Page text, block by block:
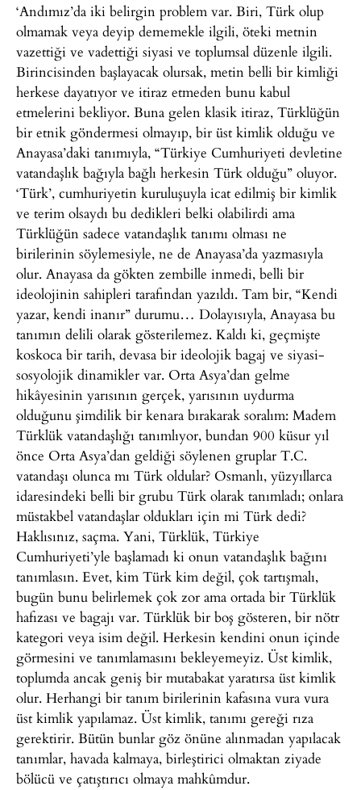
‘Andımız’da iki belirgin problem var. Biri, Türk olup
olmamak veya deyip dememekle ilgili, öteki metnin
vazettiği ve vadettiği siyasi ve toplumsal düzenle ilgili.
Birincisinden başlayacak olursak, metin belli bir kimliği
herkese dayatıyor ve itiraz etmeden bunu kabul
etmelerini bekliyor. Buna gelen klasik itiraz, Türklüğün
bir etnik göndermesi olmayıp, bir üst kimlik olduğu ve
Anayasa’daki tanımıyla, “Türkiye Cumhuriyeti devletine
vatandaşlık bağıyla bağlı herkesin Türk olduğu” oluyor.
‘Türk’, cumhuriyetin kuruluşuyla icat edilmiş bir kimlik
ve terim olsaydı bu dedikleri belki olabilirdi ama
Türklüğün sadece vatandaşlık tanımı olması ne
birilerinin söylemesiyle, ne de Anayasa’da yazmasıyla
olur. Anayasa da gökten zembille inmedi, belli bir
ideolojinin sahipleri tarafından yazıldı. Tam bir, “Kendi
yazar, kendi inanır” durumu… Dolayısıyla, Anayasa bu
tanımın delili olarak gösterilemez. Kaldı ki, geçmişte
koskoca bir tarih, devasa bir ideolojik bagaj ve siyasi-
sosyolojik dinamikler var. Orta Asya’dan gelme
hikâyesinin yarısının gerçek, yarısının uydurma
olduğunu şimdilik bir kenara bırakarak soralım: Madem
Türklük vatandaşlığı tanımlıyor, bundan 900 küsur yıl
önce Orta Asya’dan geldiği söylenen gruplar T.C.
vatandaşı olunca mı Türk oldular? Osmanlı, yüzyıllarca
idaresindeki belli bir grubu Türk olarak tanımladı; onlara
müstakbel vatandaşlar oldukları için mi Türk dedi?
Haklısınız, saçma. Yani, Türklük, Türkiye
Cumhuriyeti’yle başlamadı ki onun vatandaşlık bağını
tanımlasın. Evet, kim Türk kim değil, çok tartışmalı,
bugün bunu belirlemek çok zor ama ortada bir Türklük
hafızası ve bagajı var. Türklük bir boş gösteren, bir nötr
kategori veya isim değil. Herkesin kendini onun içinde
görmesini ve tanımlamasını bekleyemeyiz. Üst kimlik,
toplumda ancak geniş bir mutabakat yaratırsa üst kimlik
olur. Herhangi bir tanım birilerinin kafasına vura vura
üst kimlik yapılamaz. Üst kimlik, tanımı gereği rıza
gerektirir. Bütün bunlar göz önüne alınmadan yapılacak
tanımlar, havada kalmaya, birleştirici olmaktan ziyade
bölücü ve çatıştırıcı olmaya mahkûmdur.